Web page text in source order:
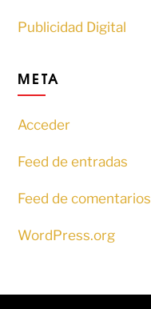
Publicidad Digital
META
Acceder
Feed de entradas
Feed de comentarios
WordPress.org